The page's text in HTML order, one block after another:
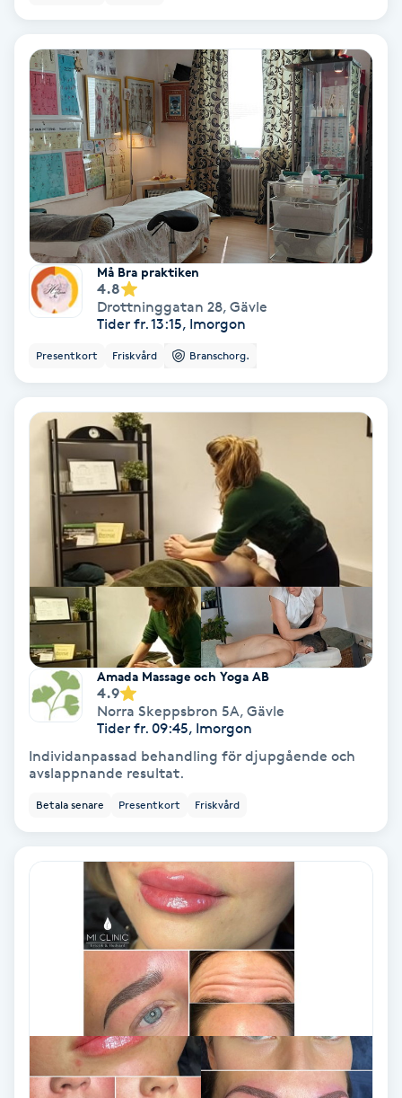
Face framing
Faceliftmassage
Fet hårbotten
Fettreducering
Fibromassage
Fillers
Fotmassage
Fotvård
Fransar
Fransborttagning
Fransfärgning
Fransförlängning
Fransförlängning Megavolym
Fransförlängning Volym
Fransk manikyr
Frekvensterapi
Funktionsanalys
Må Bra praktiken
4.8
Drottninggatan 28, Gävle
Tider fr. 13:15, Imorgon
Presentkort Friskvård Branschorg.
Amada Massage och Yoga AB
4.9
Norra Skeppsbron 5A, Gävle
Tider fr. 09:45, Imorgon
Individanpassad behandling för djupgående och
avslappnande resultat.
Betala senare Presentkort Friskvård